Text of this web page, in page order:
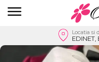
Locatia si